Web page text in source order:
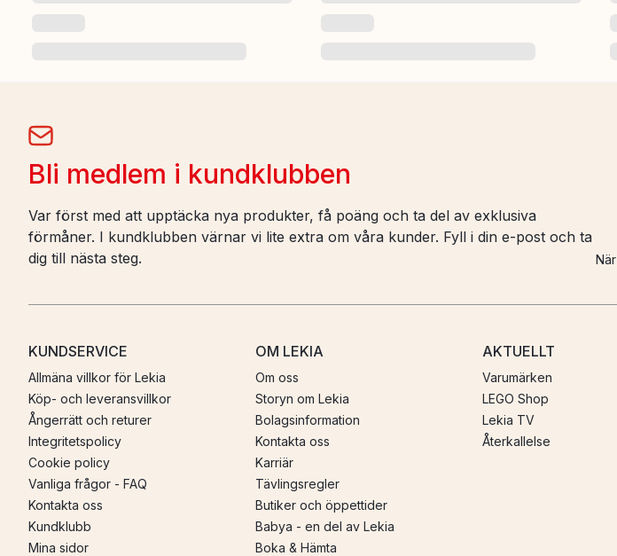
Bli medlem i kundklubben
Var först med att upptäcka nya produkter, få poäng och ta del av exklusiva
förmåner. I kundklubben värnar vi lite extra om våra kunder. Fyll i din e-post och ta
dig till nästa steg.
KUNDSERVICE
Allmäna villkor för Lekia
Köp- och leveransvillkor
Ångerrätt och returer
Integritetspolicy
Cookie policy
Vanliga frågor - FAQ
Kontakta oss
Kundklubb
Mina sidor
OM LEKIA
Om oss
Storyn om Lekia
Bolagsinformation
Kontakta oss
Karriär
Tävlingsregler
Butiker och öppettider
Babya - en del av Lekia
Boka & Hämta
AKTUELLT
Varumärken
LEGO Shop
Lekia TV
Återkallelse